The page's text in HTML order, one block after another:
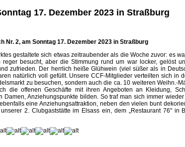
17. Dezember 2023 in Straßburg
Nr. 2, am Sonntag 17. Dezember 2023 in Straßburg
gestaltete sich etwas zeitraubender als die Woche zuvor: es
besucht, aber die Stimmung rund um war locker, gelöst
zufrieden. Der herrlich heiße Glühwein (viel süßer als in
natürlich voll gefüllt. Unsere CCF-Mitglieder verteilten sich in
zu besuchen, sondern auch die ca. 10 weiteren Weihn.-
die offenen Geschäfte mit ihren Angeboten an Kleidung,
Anziehungspunkte bilden. So traf man sich immer
eine Anziehungsattraktion, neben den vielen bunt
2. Clubgaststätte im Elsass ein, dem „Restaurant 76" in